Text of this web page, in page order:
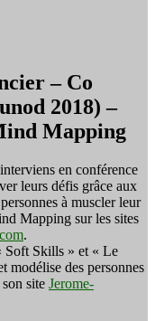
– Co
2018) –
Mapping
en conférence
leurs défis grâce aux
à muscler leur
Mapping sur les sites
.
Soft Skills » et « Le
des personnes
site Jerome-